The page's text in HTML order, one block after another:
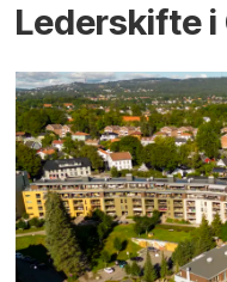
Lederskifte i